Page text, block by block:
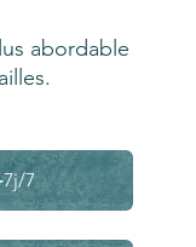
abordable
7j/7